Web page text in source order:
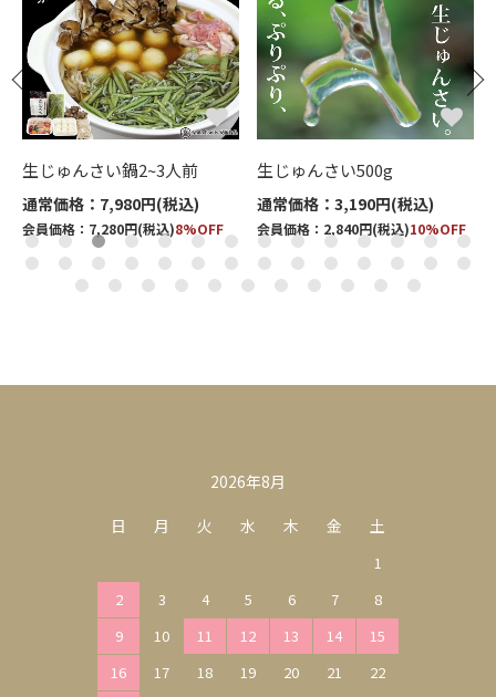
生じゅんさい鍋2~3人前
通常価格：7,980円(税込)
会員価格：7,280円(税込)8%OFF
生じゅんさい500g
通常価格：3,190円(税込)
会員価格：2,840円(税込)10%OFF
2026年8月
日
月 火 水 木 金 土
1
2
3 4 5 6 7
8
9
10 11 12 13 14
15
16
17 18 19 20 21
22